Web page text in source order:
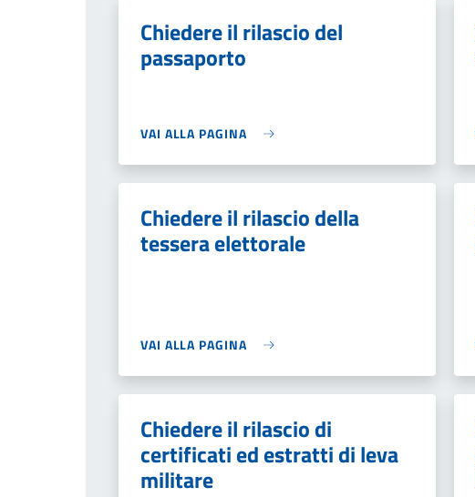
Chiedere il rilascio del
passaporto
VAI ALLA PAGINA
Chiedere il rilascio della
tessera elettorale
VAI ALLA PAGINA
Chiedere il rilascio di
certificati ed estratti di leva
militare